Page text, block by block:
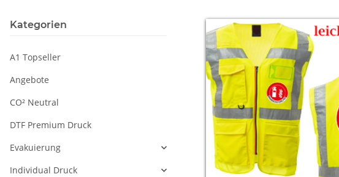
Kategorien
A1 Topseller
Angebote
CO² Neutral
DTF Premium Druck
Evakuierung
Individual Druck